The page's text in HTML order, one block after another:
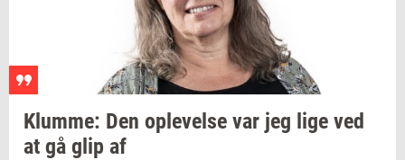
Klum­me: Den op­le­vel­se var jeg lige ved
at gå glip af